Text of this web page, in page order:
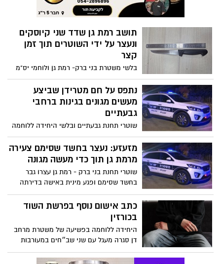
תושב רמת גן שדד שני קיוסקים
ונעצר על ידי השוטרים תוך זמן
קצר
בלשי משטרת בני ברק- רמת גן ולוחמי יס"מ
מחוז ת"א עצרו חשוד שביצע שוד בשני
קיוסקים- ברמת גן ובתל אביב
נתפס על חם מטרידן שביצע
מעשים מגונים בגינות ברחבי
גבעתיים
שוטרי תחנת גבעתיים ובלשי היחידה ללוחמה
בפשיעה של מרחב דן בשיתוף יחידת צור של
שב"ס עצרו גבר בחשד למעשים מגונים בגינות
ציבוריות בגבעתיים
מזעזע: נעצר בחשד שסימם צעירה
מרמת גן תוך כדי מעשה מגונה
שוטרי תחנת בני ברק - רמת גן עצרו גבר
בחשד שסימם ופגע מינית באישה בדירתה
ברמת גן
כתב אישום נוסף בפרשת השוד
בכורזין
היחידה ללוחמה בפשיעה של משטרת מרחב
דן סגרה מעגל עם שני שב״חים במעורבות
איומים וגניבה מקטין במתחם כורזין בבעתיים;
החקירה הסתיימה והוגשה הצהרת תובע